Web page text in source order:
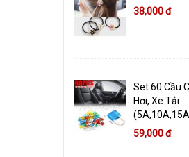
38,000 đ
Set 60 Cầu
Hơi, Xe Tải
59,000 đ